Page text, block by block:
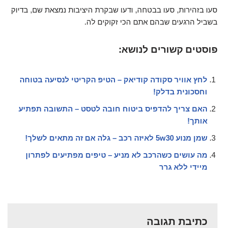
סעו בזהירות, סעו בבטחה, ודעו שבקרת היציבות נמצאת שם, בדיוק
בשביל הרגעים שבהם אתם הכי זקוקים לה.
פוסטים קשורים לנושא:
לחץ אוויר סקודה קודיאק – הטיפ הקריטי לנסיעה בטוחה
וחסכונית בדלק!
האם צריך להדפיס ביטוח חובה לטסט – התשובה תפתיע
אותך!
שמן מנוע 5w30 לאיזה רכב – גלה אם זה מתאים לשלך!
מה עושים כשהרכב לא מניע – טיפים מפתיעים לפתרון
מיידי ללא גרר
כתיבת תגובה